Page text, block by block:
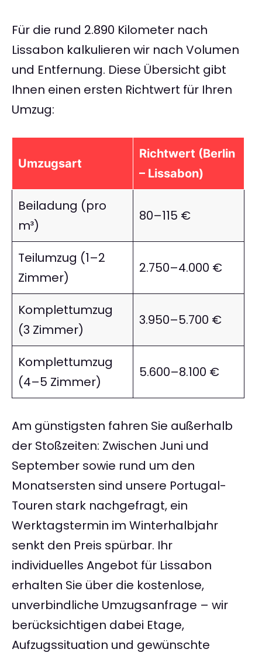
Für die rund 2.890 Kilometer nach
Lissabon kalkulieren wir nach Volumen
und Entfernung. Diese Übersicht gibt
Ihnen einen ersten Richtwert für Ihren
Umzug:
Umzugsart
Richtwert (Berlin
– Lissabon)
Beiladung (pro
m³)
80–115 €
Teilumzug (1–2
Zimmer)
2.750–4.000 €
Komplettumzug
(3 Zimmer)
3.950–5.700 €
Komplettumzug
(4–5 Zimmer)
5.600–8.100 €
Am günstigsten fahren Sie außerhalb
der Stoßzeiten: Zwischen Juni und
September sowie rund um den
Monatsersten sind unsere Portugal-
Touren stark nachgefragt, ein
Werktagstermin im Winterhalbjahr
senkt den Preis spürbar. Ihr
individuelles Angebot für Lissabon
erhalten Sie über die kostenlose,
unverbindliche Umzugsanfrage – wir
berücksichtigen dabei Etage,
Aufzugssituation und gewünschte